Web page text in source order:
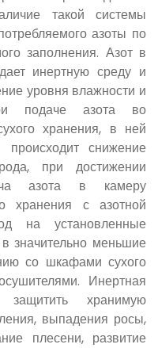
такой системы
азоты по
заполнения. Азот в
инертную среду и
уровня влажности и
подаче азота во
хранения, в ней
снижение
при достижении
азота в камеру
хранения с азотной
на установленные
значительно меньшие
со шкафами сухого
Инертная
защитить хранимую
выпадения росы,
плесени, развитие